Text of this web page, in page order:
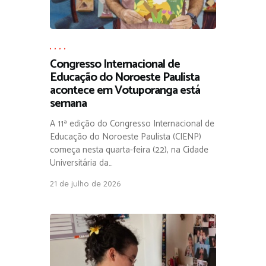
Congresso Internacional de
Educação do Noroeste Paulista
acontece em Votuporanga está
semana
A 11ª edição do Congresso Internacional de
Educação do Noroeste Paulista (CIENP)
começa nesta quarta-feira (22), na Cidade
Universitária da…
21 de julho de 2026